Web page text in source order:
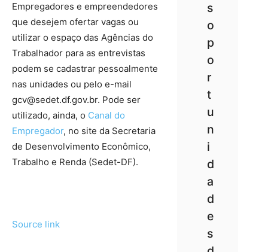
s
o
p
o
r
t
u
n
i
d
a
d
e
s
Empregadores e empreendedores
que desejem ofertar vagas ou
utilizar o espaço das Agências do
Trabalhador para as entrevistas
podem se cadastrar pessoalmente
nas unidades ou pelo e-mail
gcv@sedet.df.gov.br. Pode ser
utilizado, ainda, o Canal do
Empregador, no site da Secretaria
de Desenvolvimento Econômico,
Trabalho e Renda (Sedet-DF).
Source link